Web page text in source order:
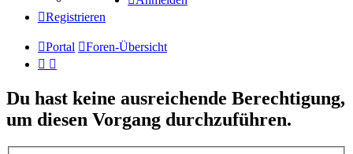
Registrieren
Portal Foren-Übersicht
Du hast keine ausreichende Berechtigung,
um diesen Vorgang durchzuführen.